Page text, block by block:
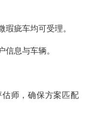
疵车均可受理。
息与车辆。
师，确保方案匹配